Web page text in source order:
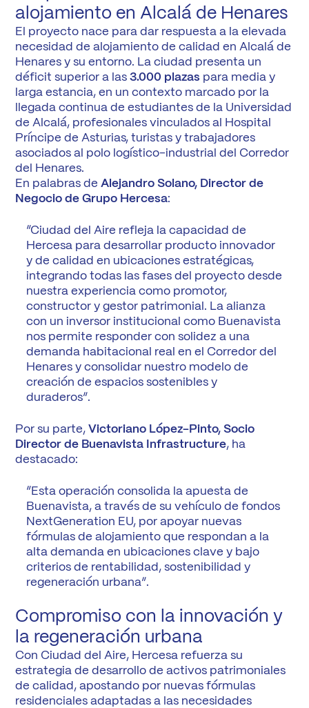
alojamiento en Alcalá de Henares
El proyecto nace para dar respuesta a la elevada
necesidad de alojamiento de calidad en Alcalá de
Henares y su entorno. La ciudad presenta un
déficit superior a las3.000 plazas para media y
larga estancia, en un contexto marcado por la
llegada continua de estudiantes de la Universidad
de Alcalá, profesionales vinculados al Hospital
Príncipe de Asturias, turistas y trabajadores
asociados al polo logístico-industrial del Corredor
del Henares.
En palabras de Alejandro Solano, Director de
Negocio de Grupo Hercesa:
“Ciudad del Aire refleja la capacidad de
Hercesa para desarrollar producto innovador
y de calidad en ubicaciones estratégicas,
integrando todas las fases del proyecto desde
nuestra experiencia como promotor,
constructor y gestor patrimonial. La alianza
con un inversor institucional como Buenavista
nos permite responder con solidez a una
demanda habitacional real en el Corredor del
Henares y consolidar nuestro modelo de
creación de espacios sostenibles y
duraderos”.
Por su parte,Victoriano López-Pinto, Socio
Director de Buenavista Infrastructure, ha
destacado:
“Esta operación consolida la apuesta de
Buenavista, a través de su vehículo de fondos
NextGeneration EU, por apoyar nuevas
fórmulas de alojamiento que respondan a la
alta demanda en ubicaciones clave y bajo
criterios de rentabilidad, sostenibilidad y
regeneración urbana”.
Compromiso con la innovación y
la regeneración urbana
Con Ciudad del Aire, Hercesa refuerza su
estrategia de desarrollo de activos patrimoniales
de calidad, apostando por nuevas fórmulas
residenciales adaptadas a las necesidades